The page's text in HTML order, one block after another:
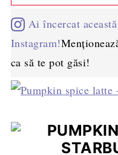
Ai încercat
Instagram!
ca să te pot găsi!